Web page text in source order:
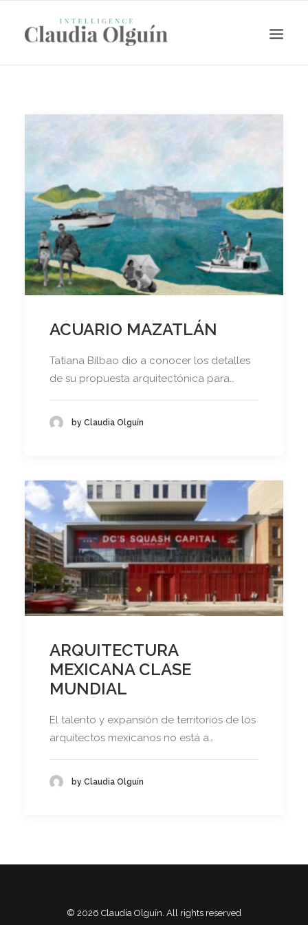
Search
ACUARIO MAZATLÁN
Tatiana Bilbao dio a conocer los detalles
de su propuesta arquitectónica para…
by Claudia Olguín
ARQUITECTURA
MEXICANA CLASE
MUNDIAL
El talento y expansión de territorios de los
arquitectos mexicanos no está a…
by Claudia Olguín
© 2026 Claudia Olguín. All rights reserved